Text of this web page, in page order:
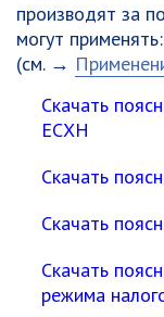
производят за
могут
(см. →
Скачать
ЕСХН
Скачать
Скачать
Скачать
режима